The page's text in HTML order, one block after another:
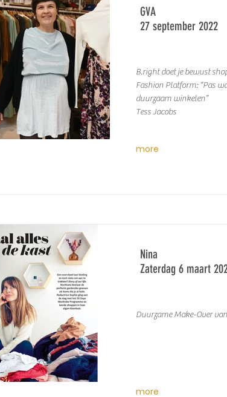
GVA
27 september 2022
B.right doet je bewust
Fashion Platform: “Pas
duurzaam winkelen”
Tess Jacobs
more
Nina
Zaterdag 6 maart
Duurzame Make-Over
more